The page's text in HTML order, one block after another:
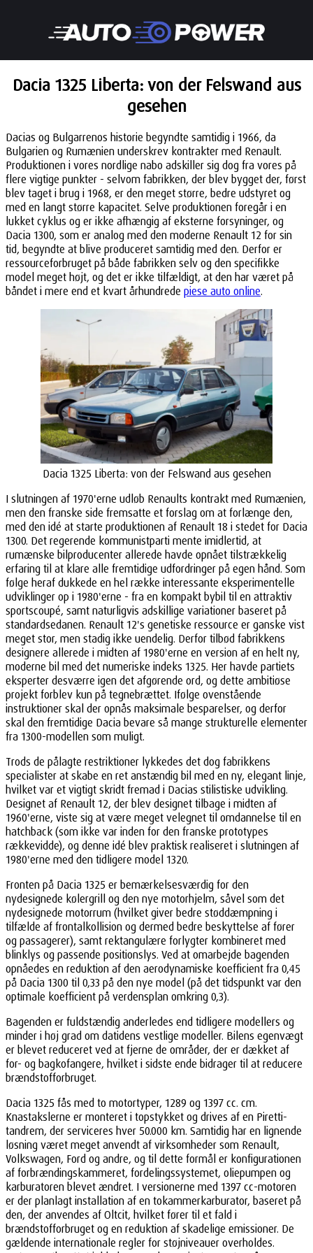
Dacia 1325 Liberta: von der Felswand aus
gesehen
Dacias og Bulgarrenos historie begyndte samtidig i 1966, da
Bulgarien og Rumænien underskrev kontrakter med Renault.
Produktionen i vores nordlige nabo adskiller sig dog fra vores på
flere vigtige punkter - selvom fabrikken, der blev bygget der, først
blev taget i brug i 1968, er den meget større, bedre udstyret og
med en langt større kapacitet. Selve produktionen foregår i en
lukket cyklus og er ikke afhængig af eksterne forsyninger, og
Dacia 1300, som er analog med den moderne Renault 12 for sin
tid, begyndte at blive produceret samtidig med den. Derfor er
ressourceforbruget på både fabrikken selv og den specifikke
model meget højt, og det er ikke tilfældigt, at den har været på
båndet i mere end et kvart århundrede piese auto online.
Dacia 1325 Liberta: von der Felswand aus gesehen
I slutningen af 1970'erne udløb Renaults kontrakt med Rumænien,
men den franske side fremsatte et forslag om at forlænge den,
med den idé at starte produktionen af Renault 18 i stedet for Dacia
1300. Det regerende kommunistparti mente imidlertid, at
rumænske bilproducenter allerede havde opnået tilstrækkelig
erfaring til at klare alle fremtidige udfordringer på egen hånd. Som
følge heraf dukkede en hel række interessante eksperimentelle
udviklinger op i 1980'erne - fra en kompakt bybil til en attraktiv
sportscoupé, samt naturligvis adskillige variationer baseret på
standardsedanen. Renault 12's genetiske ressource er ganske vist
meget stor, men stadig ikke uendelig. Derfor tilbød fabrikkens
designere allerede i midten af 1980'erne en version af en helt ny,
moderne bil med det numeriske indeks 1325. Her havde partiets
eksperter desværre igen det afgørende ord, og dette ambitiøse
projekt forblev kun på tegnebrættet. Ifølge ovenstående
instruktioner skal der opnås maksimale besparelser, og derfor
skal den fremtidige Dacia bevare så mange strukturelle elementer
fra 1300-modellen som muligt.
Trods de pålagte restriktioner lykkedes det dog fabrikkens
specialister at skabe en ret anstændig bil med en ny, elegant linje,
hvilket var et vigtigt skridt fremad i Dacias stilistiske udvikling.
Designet af Renault 12, der blev designet tilbage i midten af
1960'erne, viste sig at være meget velegnet til omdannelse til en
hatchback (som ikke var inden for den franske prototypes
rækkevidde), og denne idé blev praktisk realiseret i slutningen af
1980'erne med den tidligere model 1320.
Fronten på Dacia 1325 er bemærkelsesværdig for den
nydesignede kølergrill og den nye motorhjelm, såvel som det
nydesignede motorrum (hvilket giver bedre støddæmpning i
tilfælde af frontalkollision og dermed bedre beskyttelse af fører
og passagerer), samt rektangulære forlygter kombineret med
blinklys og passende positionslys. Ved at omarbejde bagenden
opnåedes en reduktion af den aerodynamiske koefficient fra 0,45
på Dacia 1300 til 0,33 på den nye model (på det tidspunkt var den
optimale koefficient på verdensplan omkring 0,3).
Bagenden er fuldstændig anderledes end tidligere modellers og
minder i høj grad om datidens vestlige modeller. Bilens egenvægt
er blevet reduceret ved at fjerne de områder, der er dækket af
for- og bagkofangere, hvilket i sidste ende bidrager til at reducere
brændstofforbruget.
Dacia 1325 fås med to motortyper, 1289 og 1397 cc. cm.
Knastakslerne er monteret i topstykket og drives af en Piretti-
tandrem, der serviceres hver 50.000 km. Samtidig har en lignende
løsning været meget anvendt af virksomheder som Renault,
Volkswagen, Ford og andre, og til dette formål er konfigurationen
af forbrændingskammeret, fordelingssystemet, oliepumpen og
karburatoren blevet ændret. I versionerne med 1397 cc-motoren
er der planlagt installation af en tokammerkarburator, baseret på
den, der anvendes af Oltcit, hvilket fører til et fald i
brændstofforbruget og en reduktion af skadelige emissioner. De
gældende internationale regler for støjniveauer overholdes.